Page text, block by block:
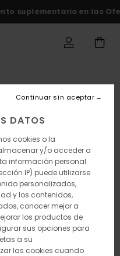
suplementario en las
DATOS
cookies o la
y/o acceder a
información personal
IP) puede utilizarse
personalizados,
y los contenidos,
conocer mejor a
los productos de
sus opciones para
a su
las cookies cuando
Continuar sin aceptar